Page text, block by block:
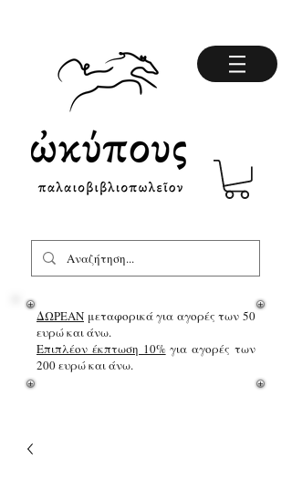
ΔΩΡΕΑΝ μεταφορικά για αγορές των 50
ευρώ και άνω.
Επιπλέον έκπτωση 10%για αγορές των
200 ευρώ και άνω.